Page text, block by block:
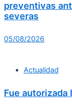
preventivas
severas
05/08/2026
Actualidad
Fue